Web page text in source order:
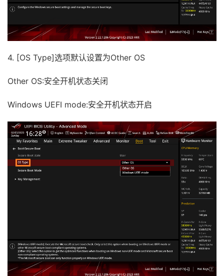
4. [OS Type]选项默认设置为Other OS
Other OS:安全开机状态关闭
Windows UEFI mode:安全开机状态开启